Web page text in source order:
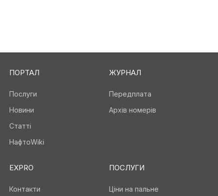
ПОРТАЛ
Послуги
Новини
Статті
НафтоWiki
ЖУРНАЛ
Передплата
Архів номерів
EXPRO
Контакти
ПОСЛУГИ
Ціни на пальне